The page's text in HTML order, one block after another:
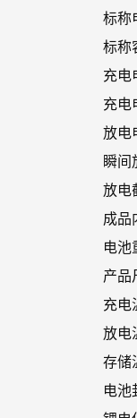
标称
标称
充电
充电
放电
瞬间
放电
成品
电池
产品
充电
放电
存储
电池